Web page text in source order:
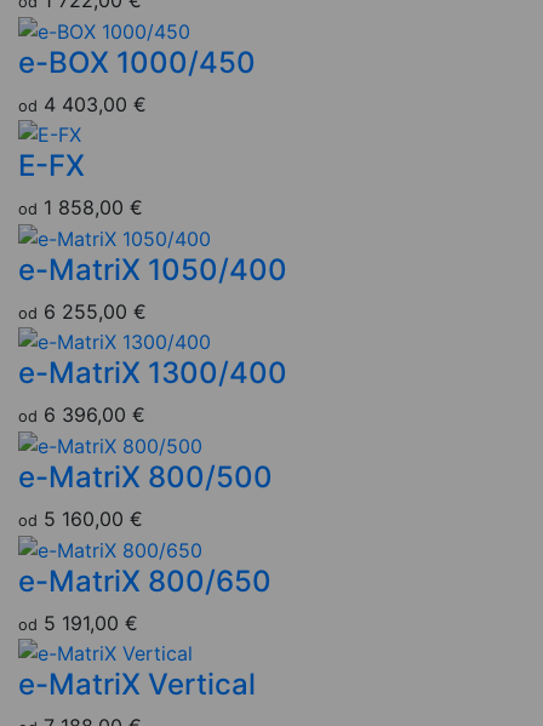
e-BOX 1000/450
od 4 403,00 €
E-FX
od 1 858,00 €
e-MatriX 1050/400
od 6 255,00 €
e-MatriX 1300/400
od 6 396,00 €
e-MatriX 800/500
od 5 160,00 €
e-MatriX 800/650
od 5 191,00 €
e-MatriX Vertical